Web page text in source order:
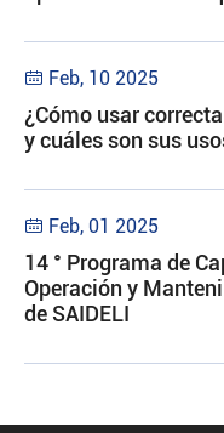
 Feb, 10 2025
¿Cómo usar
y cuáles son sus
 Feb, 01 2025
14 ° Programa de
Operación y
de SAIDELI